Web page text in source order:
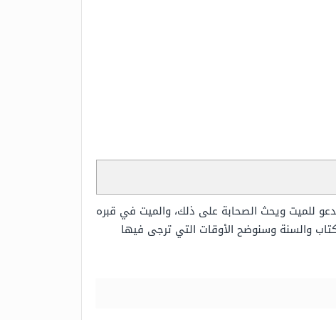
للميت ويحث الصحابة على ذلك، والميت في قبره
والسنة وسنوضح الأوقات التي ترجى فيها